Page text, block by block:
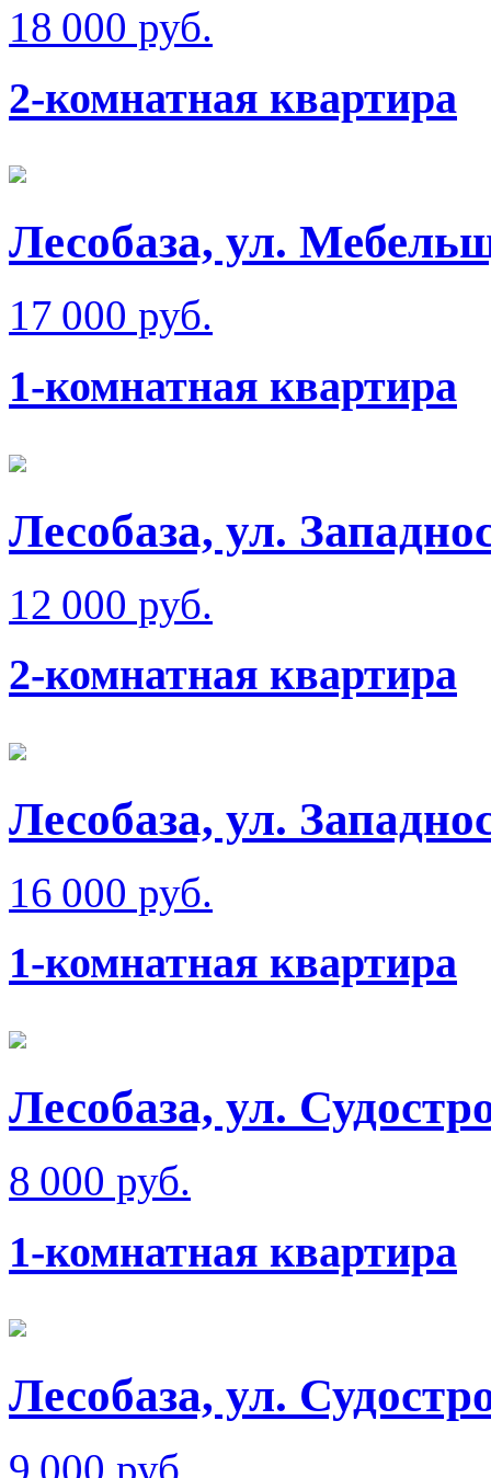
18 000 руб.
2-комнатная квартира
Лесобаза, ул.
17 000 руб.
1-комнатная квартира
Лесобаза, ул.
12 000 руб.
2-комнатная квартира
Лесобаза, ул.
16 000 руб.
1-комнатная квартира
Лесобаза, ул.
8 000 руб.
1-комнатная квартира
Лесобаза, ул.